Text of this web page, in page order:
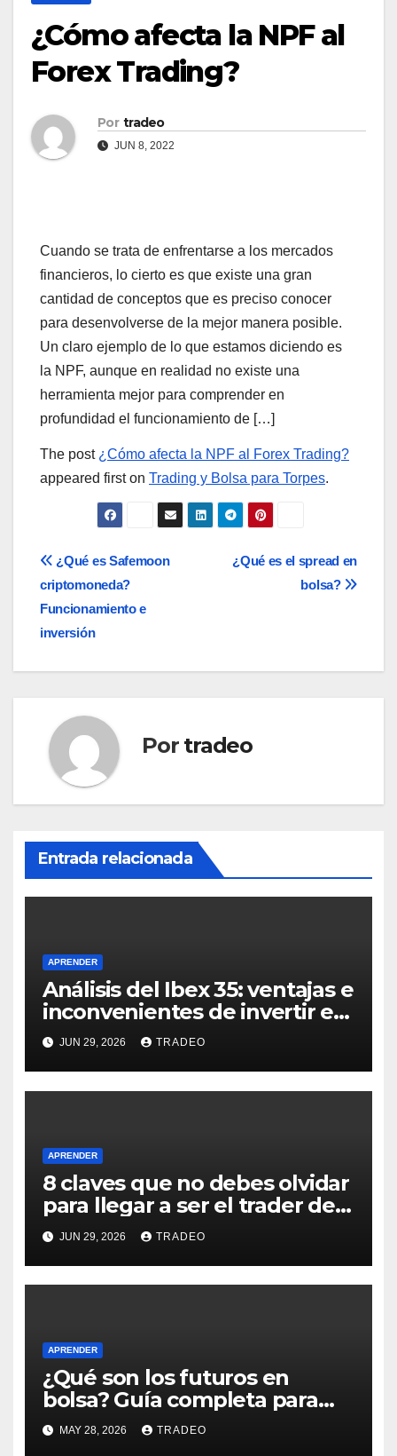
¿Cómo afecta la NPF al
Forex Trading?
Por tradeo
JUN 8, 2022
Cuando se trata de enfrentarse a los mercados
financieros, lo cierto es que existe una gran
cantidad de conceptos que es preciso conocer
para desenvolverse de la mejor manera posible.
Un claro ejemplo de lo que estamos diciendo es
la NPF, aunque en realidad no existe una
herramienta mejor para comprender en
profundidad el funcionamiento de […]
The post ¿Cómo afecta la NPF al Forex Trading?
appeared first on Trading y Bolsa para Torpes.
Navegación
de
entradas
¿Qué es el spread en
bolsa?
¿Qué es Safemoon
criptomoneda?
Funcionamiento e
inversión
Por tradeo
Entrada relacionada
APRENDER
Análisis del Ibex 35: ventajas e
inconvenientes de invertir en
élJUN 29, 2026 TRADEO
APRENDER
8 claves que no debes olvidar
para llegar a ser el trader de
éxito que deseas
JUN 29, 2026 TRADEO
APRENDER
¿Qué son los futuros en
bolsa? Guía completa para
principiantes
MAY 28, 2026 TRADEO